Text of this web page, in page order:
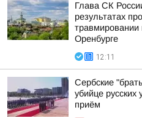
Глава СК
результатах
травмировании
Оренбурге
12:11
Сербские
убийце русских
приём